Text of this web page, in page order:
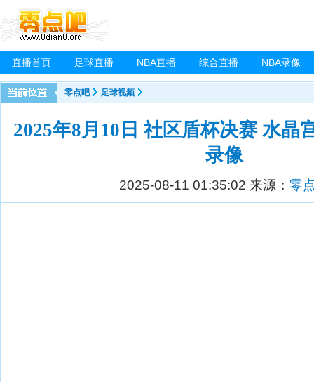
直播首页 足球直播 NBA直播 综合直播 NBA录像
零点吧 足球视频
2025年8月10日 社区盾杯决赛 水晶
录像
2025-08-11 01:35:02 来源： 零